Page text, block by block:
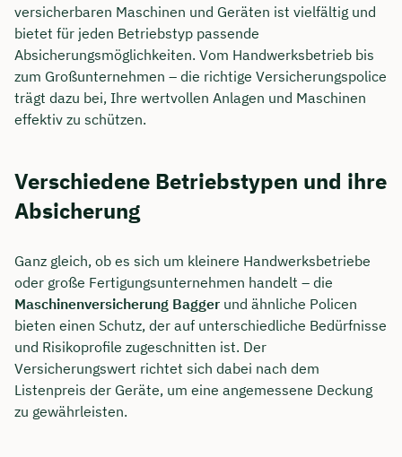
versicherbaren Maschinen und Geräten ist vielfältig und
bietet für jeden Betriebstyp passende
Absicherungsmöglichkeiten. Vom Handwerksbetrieb bis
zum Großunternehmen – die richtige Versicherungspolice
trägt dazu bei, Ihre wertvollen Anlagen und Maschinen
effektiv zu schützen.
Verschiedene Betriebstypen und ihre
Absicherung
Ganz gleich, ob es sich um kleinere Handwerksbetriebe
oder große Fertigungsunternehmen handelt – die
Maschinenversicherung Bagger und ähnliche Policen
bieten einen Schutz, der auf unterschiedliche Bedürfnisse
und Risikoprofile zugeschnitten ist. Der
Versicherungswert richtet sich dabei nach dem
Listenpreis der Geräte, um eine angemessene Deckung
zu gewährleisten.